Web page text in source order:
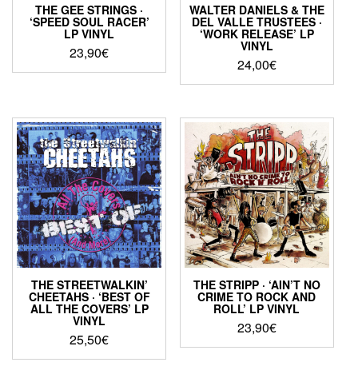
THE GEE STRINGS ·
‘SPEED SOUL RACER’
LP VINYL
23,90€
WALTER DANIELS & THE
DEL VALLE TRUSTEES ·
‘WORK RELEASE’ LP
VINYL
24,00€
THE STREETWALKIN’
CHEETAHS · ‘BEST OF
ALL THE COVERS’ LP
VINYL
25,50€
THE STRIPP · ‘AIN’T NO
CRIME TO ROCK AND
ROLL’ LP VINYL
23,90€